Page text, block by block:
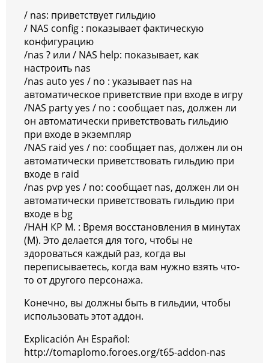
/ nas: приветствует гильдию
/ NAS config : показывает фактическую
конфигурацию
/nas ? или / NAS help: показывает, как
настроить nas
/nas auto yes / no : указывает nas на
автоматическое приветствие при входе в игру
/NAS party yes / no : сообщает nas, должен ли
он автоматически приветствовать гильдию
при входе в экземпляр
/NAS raid yes / no: сообщает nas, должен ли он
автоматически приветствовать гильдию при
входе в raid
/nas pvp yes / no: сообщает nas, должен ли он
автоматически приветствовать гильдию при
входе в bg
/НАН КР М. : Время восстановления в минутах
(M). Это делается для того, чтобы не
здороваться каждый раз, когда вы
переписываетесь, когда вам нужно взять что-
то от другого персонажа.
Конечно, вы должны быть в гильдии, чтобы
использовать этот аддон.
Explicación Ан Español:
http://tomaplomo.foroes.org/t65-addon-nas